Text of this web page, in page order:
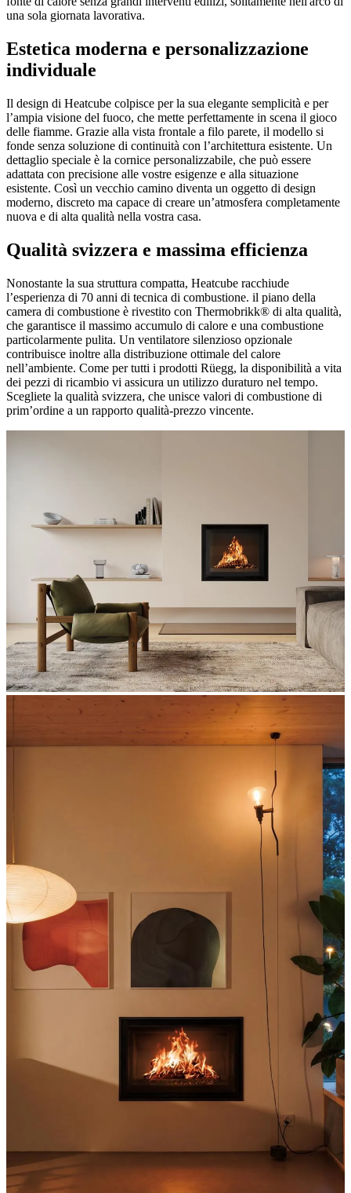
una sola giornata lavorativa.
Estetica moderna e personalizzazione
individuale
Il design di Heatcube colpisce per la sua elegante semplicità e per
l’ampia visione del fuoco, che mette perfettamente in scena il gioco
delle fiamme. Grazie alla vista frontale a filo parete, il modello si
fonde senza soluzione di continuità con l’architettura esistente. Un
dettaglio speciale è la cornice personalizzabile, che può essere
adattata con precisione alle vostre esigenze e alla situazione
esistente. Così un vecchio camino diventa un oggetto di design
moderno, discreto ma capace di creare un’atmosfera completamente
nuova e di alta qualità nella vostra casa.
Qualità svizzera e massima efficienza
Nonostante la sua struttura compatta, Heatcube racchiude
l’esperienza di 70 anni di tecnica di combustione. il piano della
camera di combustione è rivestito con Thermobrikk® di alta qualità,
che garantisce il massimo accumulo di calore e una combustione
particolarmente pulita. Un ventilatore silenzioso opzionale
contribuisce inoltre alla distribuzione ottimale del calore
nell’ambiente. Come per tutti i prodotti Rüegg, la disponibilità a vita
dei pezzi di ricambio vi assicura un utilizzo duraturo nel tempo.
Scegliete la qualità svizzera, che unisce valori di combustione di
prim’ordine a un rapporto qualità-prezzo vincente.